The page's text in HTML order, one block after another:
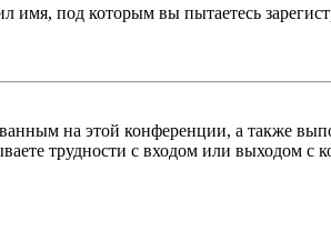
имя, под которым вы пытаетесь
на этой конференции, а также
трудности с входом или выходом с